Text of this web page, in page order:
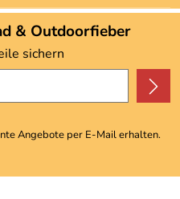
& Outdoorfieber
sichern
Angebote per E-Mail erhalten.
andere Unternehmen
wird in anonymer Form